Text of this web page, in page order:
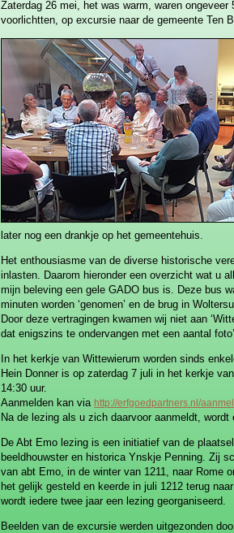
Zaterdag 26 mei, het was warm, waren
voorlichtten, op excursie naar de gemeente Ten
later nog een drankje op het gemeentehuis.
Het enthousiasme van de diverse historische
inlasten. Daarom hieronder een overzicht wat u
mijn beleving een gele GADO bus is. Deze bus
minuten worden ‘genomen’ en de brug in
Door deze vertragingen kwamen wij niet aan
dat enigszins te ondervangen met een aantal
In het kerkje van Wittewierum worden sinds
Hein Donner is op zaterdag 7 juli in het kerkje
14:30 uur.
Aanmelden kan via http://erfgoedpartners.nl/
Na de lezing als u zich daarvoor aanmeldt, wordt
De Abt Emo lezing is een initiatief van de
beeldhouwster en historica Ynskje Penning. Zij
van abt Emo, in de winter van 1211, naar Rome
het gelijk gesteld en keerde in juli 1212 terug
wordt iedere twee jaar een lezing georganiseerd.
Beelden van de excursie werden uitgezonden